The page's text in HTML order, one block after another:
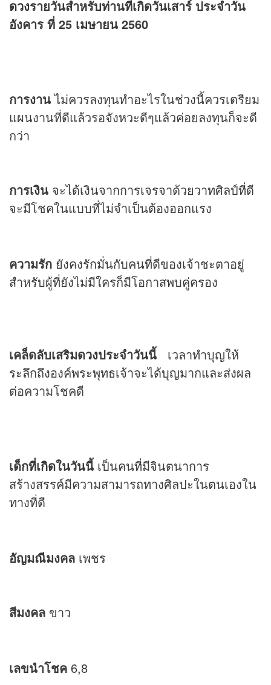
ดวงรายวันสำหรับท่านที่เกิดวันเสาร์ ประจำวัน
อังคาร ที่ 25 เมษายน 2560
การงานไม่ควรลงทุนทำอะไรในช่วงนี้ควรเตรียม
แผนงานที่ดีแล้วรอจังหวะดีๆแล้วค่อยลงทุนก็จะดี
กว่า
การเงิน จะได้เงินจากการเจรจาด้วยวาทศิลป์ที่ดี
จะมีโชคในแบบที่ไม่จำเป็นต้องออกแรง
ความรัก ยังคงรักมั่นกับคนที่ดีของเจ้าชะตาอยู่
สำหรับผู้ที่ยังไม่มีใครก็มีโอกาสพบคู่ครอง
เคล็ดลับเสริมดวงประจำวันนี้ เวลาทำบุญให้
ระลึกถึงองค์พระพุทธเจ้าจะได้บุญมากและส่งผล
ต่อความโชคดี
เด็กที่เกิดในวันนี้ เป็นคนที่มีจินตนาการ
สร้างสรรค์มีความสามารถทางศิลปะในตนเองใน
ทางที่ดี
อัญมณีมงคล เพชร
สีมงคล ขาว
เลขนำโชค 6,8